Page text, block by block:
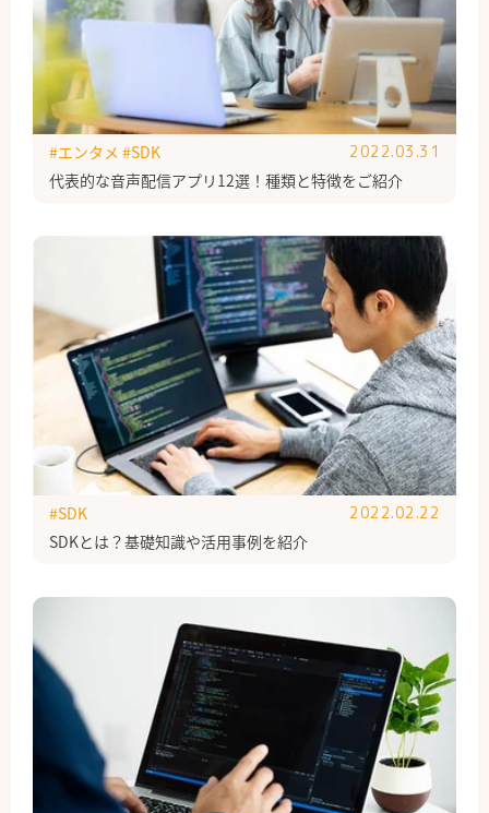
代表的な音声配信アプリ12選！種類と特徴をご紹介
#エンタメ #SDK 2022.03.31
SDKとは？基礎知識や活用事例を紹介
#SDK 2022.02.22